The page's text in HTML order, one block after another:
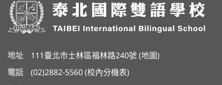
地址 111臺北市士林區福林路240號 (地圖 )
電話
(02)2882-5560 (校內分機表)